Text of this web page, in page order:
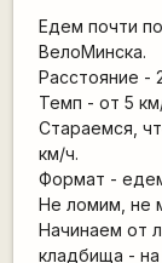
Едем почти
ВелоМинска.
Расстояние -
Темп - от 5
Стараемся,
км/ч.
Формат -
Не ломим, не
Начинаем от
кладбища -